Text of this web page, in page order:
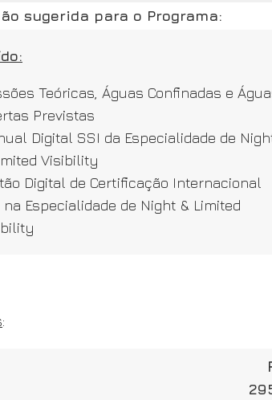
sugerida para o Programa:
Teóricas, Águas Confinadas e
Previstas
Digital SSI da Especialidade de
Visibility
Digital de Certificação Internacional
na Especialidade de Night & Limited
: